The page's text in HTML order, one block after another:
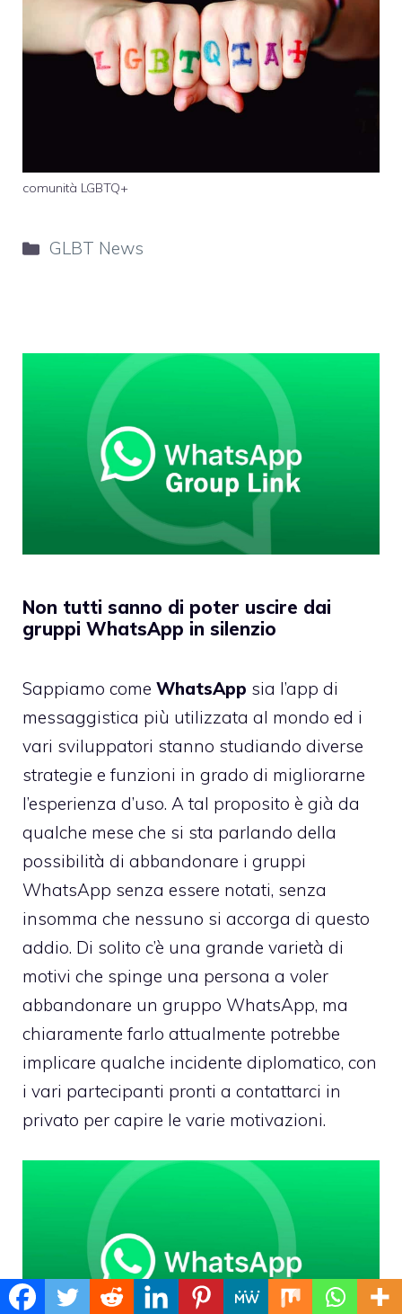
comunità LGBTQ+
Categorie
GLBT News
Non tutti sanno di poter uscire dai
gruppi WhatsApp in silenzio
Sappiamo come WhatsApp sia l’app di
messaggistica più utilizzata al mondo ed i
vari sviluppatori stanno studiando diverse
strategie e funzioni in grado di migliorarne
l’esperienza d’uso. A tal proposito è già da
qualche mese che si sta parlando della
possibilità di abbandonare i gruppi
WhatsApp senza essere notati, senza
insomma che nessuno si accorga di questo
addio. Di solito c’è una grande varietà di
motivi che spinge una persona a voler
abbandonare un gruppo WhatsApp, ma
chiaramente farlo attualmente potrebbe
implicare qualche incidente diplomatico, con
i vari partecipanti pronti a contattarci in
privato per capire le varie motivazioni.